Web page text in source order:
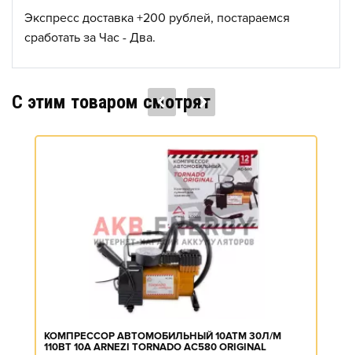
Экспресс доставка +200 рублей, постараемся
сработать за Час - Два.
C этим товаром смотрят
КОМПРЕССОР АВТОМОБИЛЬНЫЙ 10АТМ 30Л/М
110ВТ 10А ARNEZI TORNADO AC580 ORIGINAL